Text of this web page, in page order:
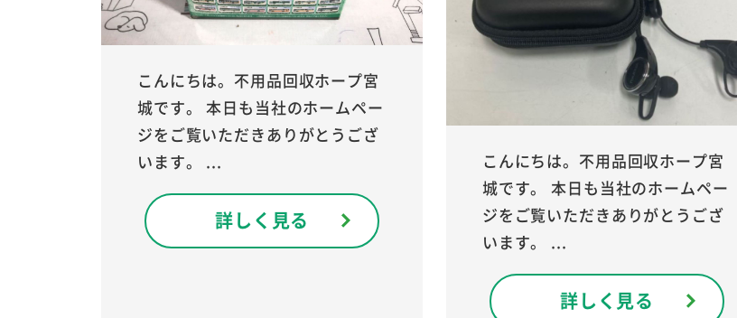
こんにちは。不用品回収ホープ宮
城です。 本日も当社のホームペー
ジをご覧いただきありがとうござ
います。 ...
詳しく見る
こんにちは。不用品回収ホープ宮
城です。 本日も当社のホームペー
ジをご覧いただきありがとうござ
います。 ...
詳しく見る